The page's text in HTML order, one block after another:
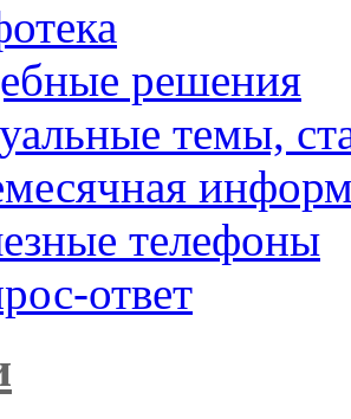
решения
темы,
телефоны
ответ